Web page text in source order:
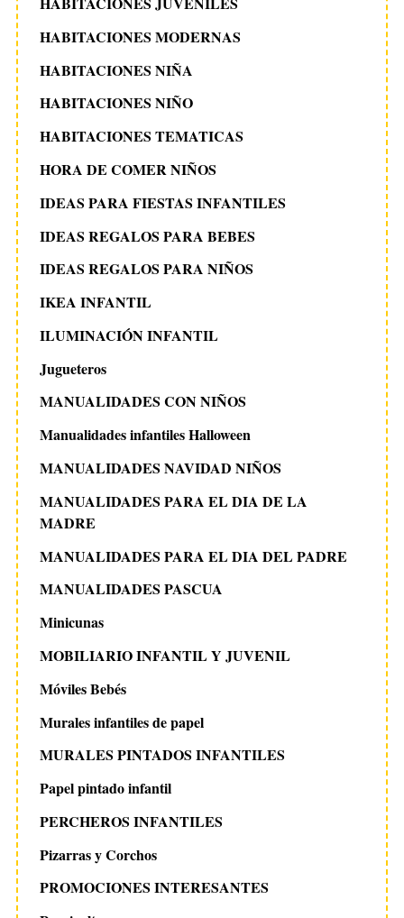
HABITACIONES MODERNAS
HABITACIONES NIÑA
HABITACIONES NIÑO
HABITACIONES TEMATICAS
HORA DE COMER NIÑOS
IDEAS PARA FIESTAS INFANTILES
IDEAS REGALOS PARA BEBES
IDEAS REGALOS PARA NIÑOS
IKEA INFANTIL
ILUMINACIÓN INFANTIL
Jugueteros
MANUALIDADES CON NIÑOS
Manualidades infantiles Halloween
MANUALIDADES NAVIDAD NIÑOS
MANUALIDADES PARA EL DIA DE LA
MADRE
MANUALIDADES PARA EL DIA DEL PADRE
MANUALIDADES PASCUA
Minicunas
MOBILIARIO INFANTIL Y JUVENIL
Móviles Bebés
Murales infantiles de papel
MURALES PINTADOS INFANTILES
Papel pintado infantil
PERCHEROS INFANTILES
Pizarras y Corchos
PROMOCIONES INTERESANTES